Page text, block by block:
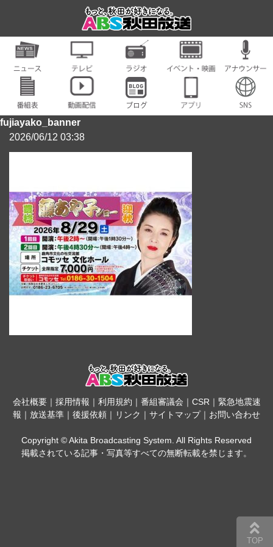
fujiayako_banner
2026/06/12 03:38
会社概要｜ 採用情報 ｜ 利用規約 ｜ 番組審議会 ｜ CSR｜ 緊急地震速
報 ｜ 放送基準 ｜ 後援依頼 ｜ リンク ｜ サイトマップ｜ お問い合わせ
Copyright © Akita Broadcasting System. All Rights Reserved
掲載されている記事・写真等すべての無断転載を禁じます。